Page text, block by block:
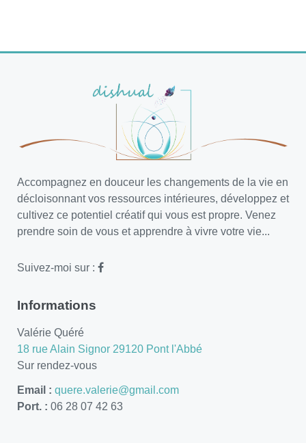
Accompagnez en douceur les changements de la vie en
décloisonnant vos ressources intérieures, développez et
cultivez ce potentiel créatif qui vous est propre. Venez
prendre soin de vous et apprendre à vivre votre vie...
Suivez-moi sur :
Informations
Valérie Quéré
18 rue Alain Signor 29120 Pont l'Abbé
Sur rendez-vous
Email : quere.valerie@gmail.com
Port. : 06 28 07 42 63